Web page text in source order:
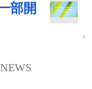
部開